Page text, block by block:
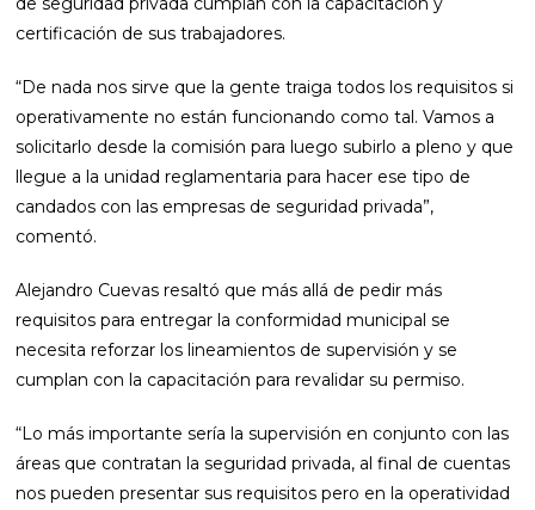
certificación de sus trabajadores.
“De nada nos sirve que la gente traiga todos los requisitos si
operativamente no están funcionando como tal. Vamos a
solicitarlo desde la comisión para luego subirlo a pleno y que
llegue a la unidad reglamentaria para hacer ese tipo de
candados con las empresas de seguridad privada”,
comentó.
Alejandro Cuevas resaltó que más allá de pedir más
requisitos para entregar la conformidad municipal se
necesita reforzar los lineamientos de supervisión y se
cumplan con la capacitación para revalidar su permiso.
“Lo más importante sería la supervisión en conjunto con las
áreas que contratan la seguridad privada, al final de cuentas
nos pueden presentar sus requisitos pero en la operatividad